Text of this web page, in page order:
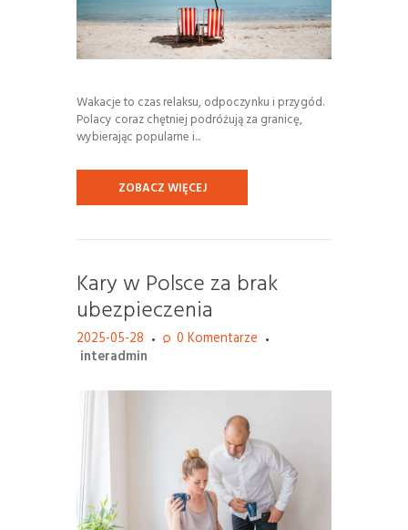
Wakacje to czas relaksu, odpoczynku i przygód.
Polacy coraz chętniej podróżują za granicę,
wybierając popularne i...
ZOBACZ WIĘCEJ
Kary w Polsce za brak
ubezpieczenia
2025-05-28 0 Komentarze
interadmin